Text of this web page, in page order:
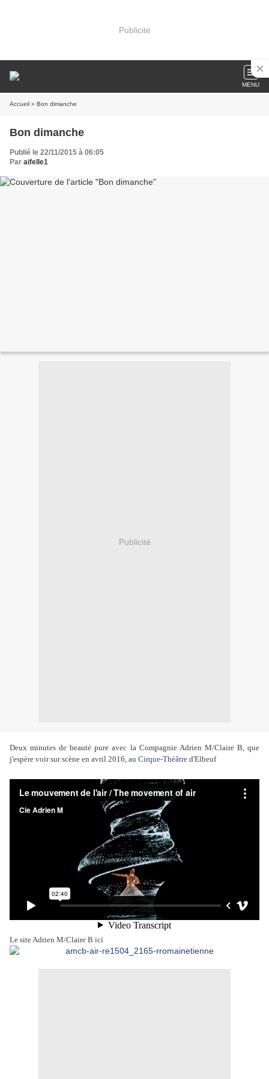
Publicité
MENU
Accueil » Bon dimanche
Bon dimanche
Publié le 22/11/2015 à 06:05
Par aifelle1
Publicité
Deux minutes de beauté pure avec la Compagnie Adrien M/Claire B, que
j'espère voir sur scène en avril 2016, au Cirque-Théâtre d'Elbeuf
Le site Adrien M/Claire B ici